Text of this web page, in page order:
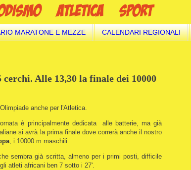
MARATONE E MEZZE CALENDARI REGIONALI
Alle 13,30 la finale dei 10000
anche per l'Atletica.
è principalmente dedicata alle batterie, ma già
si avrà la prima finale dove correrà anche il nostro
, i 10000 m maschili.
sembra già scritta, almeno per i primi posti, difficile
atleti africani ben 7 sotto i 27'.